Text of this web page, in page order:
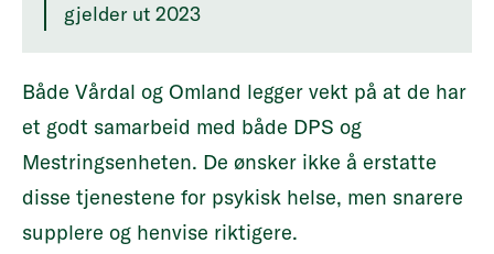
gjelder ut 2023
Både Vårdal og Omland legger vekt på at de har
et godt samarbeid med både DPS og
Mestringsenheten. De ønsker ikke å erstatte
disse tjenestene for psykisk helse, men snarere
supplere og henvise riktigere.